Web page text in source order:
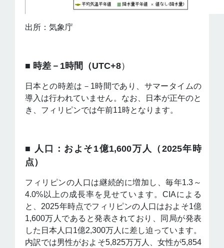
出所：気象庁
■ 時差－1時間（UTC+8）
日本との時差は－1時間であり、サマータイムの
導入は行われていません。なお、日本が正午のと
き、フィリピンでは午前11時となります。
■ 人口：およそ1億1,600万人（2025年時
点）
フィリピンの人口は継続的に増加し、毎年1.3～
4.0%以上の成長率を見せています。CIAによる
と、2025年時点でフィリピンの人口はおよそ1億
1,600万人であると発表されており、同局が発表
した日本人口1億2,300万人に差し迫っています。
内訳では男性がおよそ5,825万万人、女性が5,854